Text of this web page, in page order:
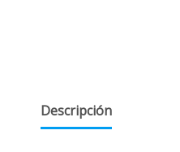
Descripción